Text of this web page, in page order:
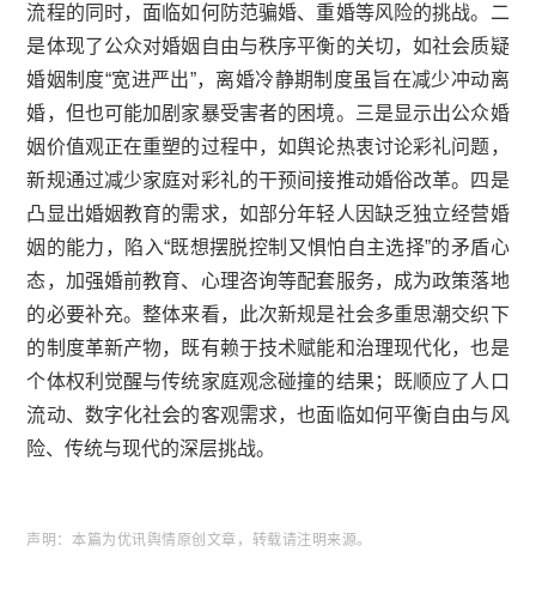
流程的同时，面临如何防范骗婚、重婚等风险的挑战。二
是体现了公众对婚姻自由与秩序平衡的关切，如社会质疑
婚姻制度“宽进严出”，离婚冷静期制度虽旨在减少冲动离
婚，但也可能加剧家暴受害者的困境。三是显示出公众婚
姻价值观正在重塑的过程中，如舆论热衷讨论彩礼问题，
新规通过减少家庭对彩礼的干预间接推动婚俗改革。四是
凸显出婚姻教育的需求，如部分年轻人因缺乏独立经营婚
姻的能力，陷入“既想摆脱控制又惧怕自主选择”的矛盾心
态，加强婚前教育、心理咨询等配套服务，成为政策落地
的必要补充。整体来看，此次新规是社会多重思潮交织下
的制度革新产物，既有赖于技术赋能和治理现代化，也是
个体权利觉醒与传统家庭观念碰撞的结果；既顺应了人口
流动、数字化社会的客观需求，也面临如何平衡自由与风
险、传统与现代的深层挑战。
声明：本篇为优讯舆情原创文章，转载请注明来源。